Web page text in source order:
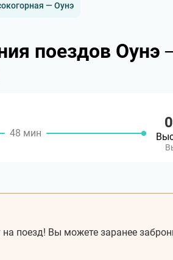
— Оунэ
поездов Оунэ
48 мин
поезд! Вы можете заранее